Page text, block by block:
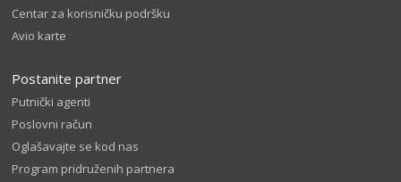
Centar za korisničku podršku
Avio karte
Postanite partner
Putnički agenti
Poslovni račun
Oglašavajte se kod nas
Program pridruženih partnera